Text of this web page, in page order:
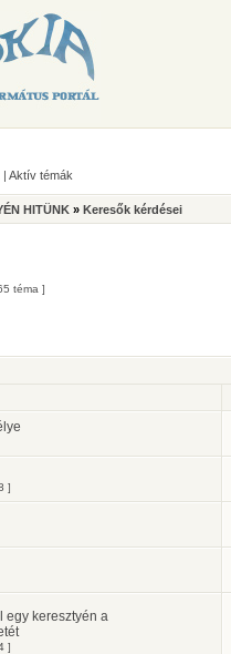
| Aktív témák
HITÜNK » Keresők kérdései
téma ]
]
egy keresztyén a
]